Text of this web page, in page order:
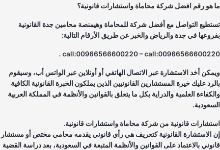
هو رقم افضل شركة محاماة واستشارات قانونية؟
التواصل مع أفضل شركة للمحاماة وهيمنصة محامين جدة القانونية
في جدة والرياض والخبر عن طريق الأرقام التالية:
call:00966566600220 –
أخد الاستشارة عبر الاتصال الهاتفي أو أونلاين عبر الواتس أب، وسيقوم
عليك خيرة المستشارين القانونيين الذين يملكون الخبرة القانونية الكافية
العلمية والدراية بكل ما يتعلق بالقوانين والأنظمة في المملكة العربية
قانونية من شركة محاماة واستشارات قانونية.
الاستشارة القانونية كتعريف هي رأي قانوني يقدمه محامي مختص أو مستشار
بالاعتماد على القوانين والأنظمة المتبعة في السعودية، بعد دراسة القضية